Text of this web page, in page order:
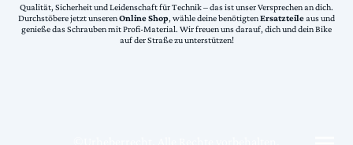
Qualität, Sicherheit und Leidenschaft für Technik – das ist unser Versprechen an dich.
Durchstöbere jetzt unserenOnline Shop, wähle deine benötigtenErsatzteileaus und
genieße das Schrauben mit Profi-Material. Wir freuen uns darauf, dich und dein Bike
auf der Straße zu unterstützen!